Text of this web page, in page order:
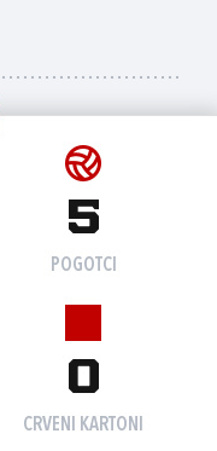
5
POGOTCI
0
CRVENI KARTONI